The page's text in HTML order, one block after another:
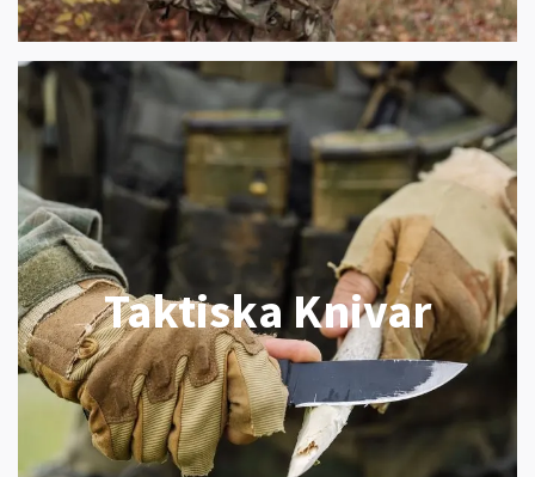
Taktiska Knivar